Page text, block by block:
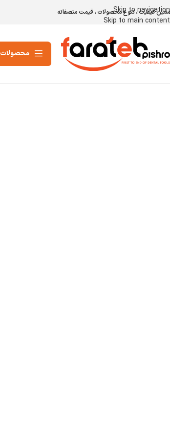
Skip to navigation
Skip to main content
کیفیت ، تنوع محصولات ، قیمت منصفانه
محصولات
برای بزرگنمایی کلیک کنید